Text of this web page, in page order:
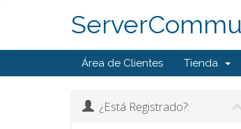
Área de Clientes Tienda
¿Está Registrado?: